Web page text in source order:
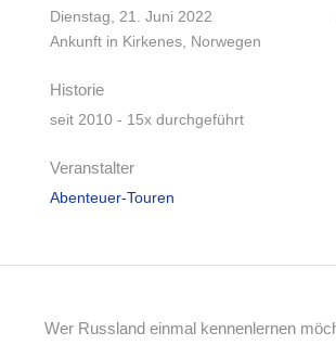
Dienstag, 21. Juni 2022
Ankunft in Kirkenes, Norwegen
Historie
seit 2010 - 15x durchgeführt
Veranstalter
Abenteuer-Touren
Wer Russland einmal kennenlernen